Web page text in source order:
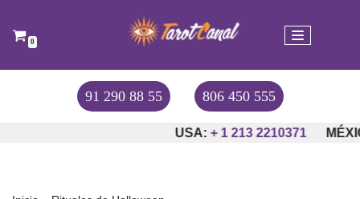
Saltar
0
91 290 88 55 806 450 555
USA:+ 1 213 2210371